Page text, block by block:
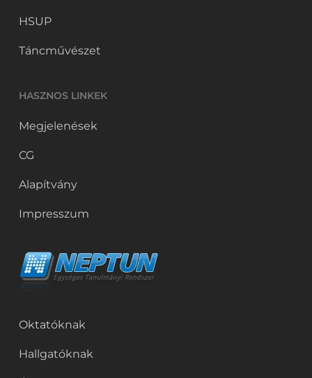
HSUP
Táncművészet
HASZNOS LINKEK
Megjelenések
CG
Alapítvány
Impresszum
Oktatóknak
Hallgatóknak